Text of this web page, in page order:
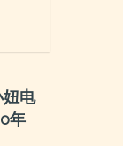
电
年